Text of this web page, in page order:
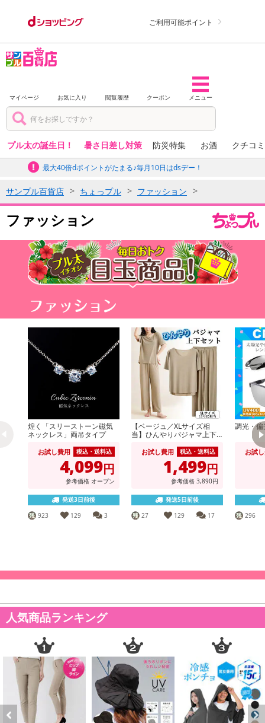
ご利用可能ポイント
マイページ お気に入り 閲覧履歴 クーポン メニュー
プル太の誕生日！ 暑さ日差し対策 防災特集 お酒 クチコ
最大40倍dポイントがたまる♪毎月10日はdsデー！
サンプル百貨店 ちょっプル ファッション
ファッション
煌く「スリーストーン磁気
ネックレス」両吊タイプ
お試し費用 税込・送料込
4,099円
参考価格 オープン
発送3日前後
923
129 3
【ベージュ／XLサイズ相
当】ひんやりパジャマ上下
お試し費用 税込・送料込
1,499円
参考価格 3,890円
発送5日前後
27
129 17
調光・
お試
296
人気商品ランキング